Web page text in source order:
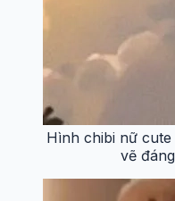
Hình chibi nữ
vẽ